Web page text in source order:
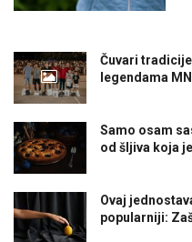
Čuvari
legendama
Samo osam
od šljiva koja
Ovaj
popularniji: